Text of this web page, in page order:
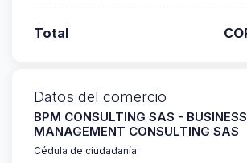
Total
Datos del comercio
BPM CONSULTING SAS -
MANAGEMENT CONSULTING SAS
Cédula de ciudadanía: